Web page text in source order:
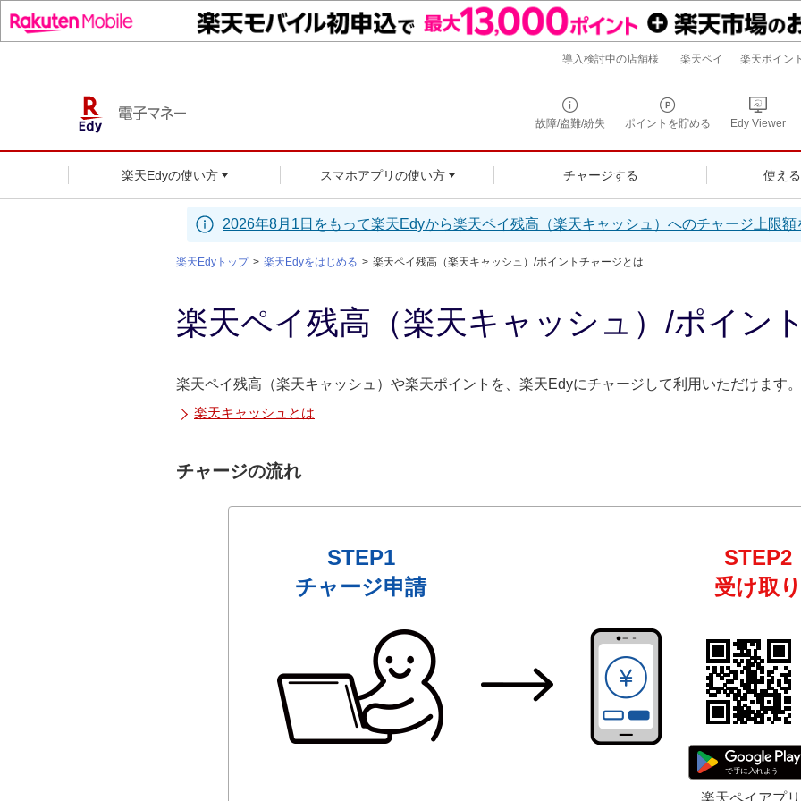
故障/盗難/紛失 ポイントを貯める Edy Viewer
楽天Edyの使い方 スマホアプリの使い方 チャージする 使え
導入検討中の店舗様 楽天ペイ 楽天ポイン
2026年8月1日をもって楽天Edyから楽天ペイ残高（楽天キャッシュ）へのチャージ上限
楽天Edyトップ 楽天Edyをはじめる 楽天ペイ残高（楽天キャッシュ）/ポイントチャージとは
楽天ペイ残高（楽天キャッシュ）/ポイン
楽天ペイ残高（楽天キャッシュ）や楽天ポイントを、楽天Edyにチャージして利用いただけます。
楽天キャッシュとは
チャージの流れ
STEP1
チャージ申請
STEP2
受け取り